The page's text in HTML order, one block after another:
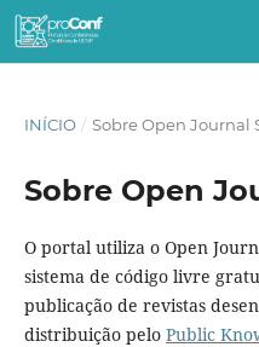
INÍCIO / Sobre Open Journal
Sobre Open
O portal utiliza o Open
sistema de código livre
publicação de revistas
distribuição pelo Public